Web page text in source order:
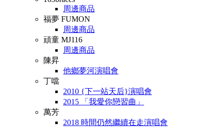
周邊商品
福夢 FUMON
周邊商品
頑童 MJ116
周邊商品
陳昇
他鄉夢河演唱會
丁噹
2010 {下一站天后}演唱會
2015 「我愛你戀習曲」
萬芳
2018 時間仍然繼續在走演唱會